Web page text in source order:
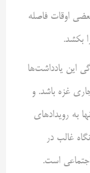
اوقات فاصله
بکشد.
این یادداشت‌ها
غزه باشد. و
به رویدادهای
غالب در
است.